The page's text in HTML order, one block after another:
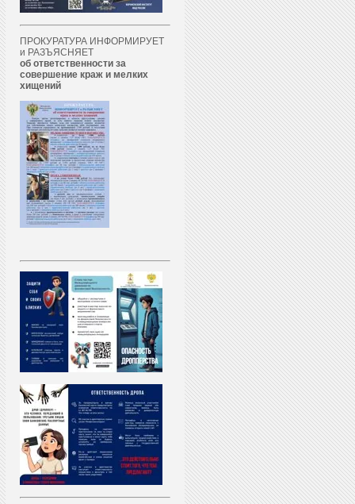
ПРОКУРАТУРА ИНФОРМИРУЕТ
и РАЗЪЯСНЯЕТ
об ответственности за
совершение краж и мелких
хищений